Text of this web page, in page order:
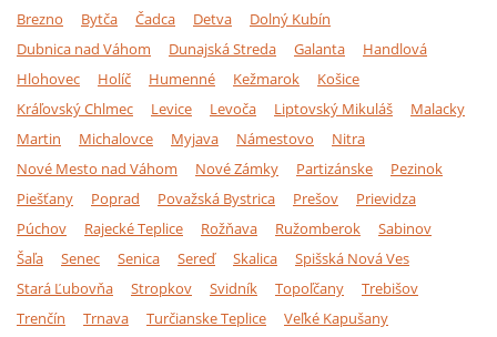
Brezno
Bytča Čadca Detva
Dolný Kubín
Dubnica nad Váhom
Dunajská Streda Galanta
Handlová
Hlohovec
Holíč Humenné Kežmarok
Košice
Kráľovský Chlmec
Levice Levoča Liptovský Mikuláš
Malacky
Martin
Michalovce Myjava Námestovo
Nitra
Nové Mesto nad Váhom
Nové Zámky Partizánske
Pezinok
Piešťany
Poprad Považská Bystrica Prešov
Prievidza
Púchov
Rajecké Teplice Rožňava Ružomberok
Sabinov
Šaľa
Senec Senica Sereď Skalica
Spišská Nová Ves
Stará Ľubovňa
Stropkov Svidník Topoľčany
Trebišov
Trenčín
Trnava Turčianske Teplice
Veľké Kapušany